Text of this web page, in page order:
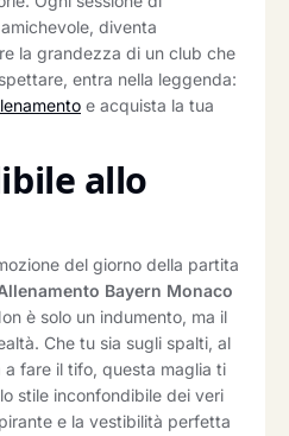
diventa
la grandezza di un club che
entra nella leggenda:
e acquista la tua
allo
del giorno della partita
Bayern Monaco
è solo un indumento, ma il
Che tu sia sugli spalti, al
fare il tifo, questa maglia ti
stile inconfondibile dei veri
e la vestibilità perfetta